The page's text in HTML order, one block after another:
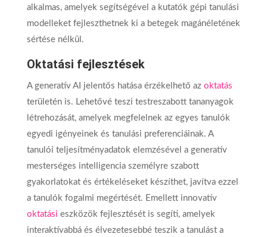
alkalmas, amelyek segítségével a kutatók gépi tanulási
modelleket fejleszthetnek ki a betegek magánéletének
sértése nélkül.
Oktatási fejlesztések
A generatív AI jelentős hatása érzékelhető az oktatás
területén is. Lehetővé teszi testreszabott tananyagok
létrehozását, amelyek megfelelnek az egyes tanulók
egyedi igényeinek és tanulási preferenciáinak. A
tanulói teljesítményadatok elemzésével a generatív
mesterséges intelligencia személyre szabott
gyakorlatokat és értékeléseket készíthet, javítva ezzel
a tanulók fogalmi megértését. Emellett innovatív
oktatási eszközök fejlesztését is segíti, amelyek
interaktívabbá és élvezetesebbé teszik a tanulást a